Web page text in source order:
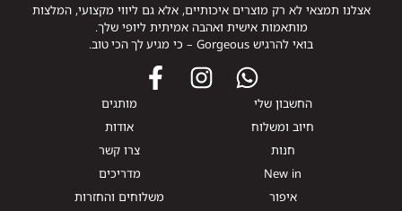
אצלנו תמצאי לא רק מוצרים איכותיים, אלא גם ליווי מקצועי, המלצות
מותאמות אישית ואהבה אמיתית ליופי שלך.
בואי להרגיש Gorgeous – כי מגיע לך הכי טוב.
החשבון שלי
חיוב ומשלוח
חנות
New in
איפור
מותגים
אודות
צרו קשר
מדריכים
משלוחים והחזרות